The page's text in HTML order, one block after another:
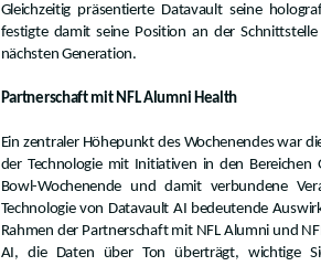
Gleichzeitig präsentierte Datavault seine
festigte damit seine Position an der
nächsten Generation.
Partnerschaft mit NFL Alumni Health
Ein zentraler Höhepunkt des Wochenendes war
der Technologie mit Initiativen in den
Bowl-Wochenende und damit verbundene
Technologie von Datavault AI bedeutende
Rahmen der Partnerschaft mit NFL Alumni und
AI, die Daten über Ton überträgt, wichtige